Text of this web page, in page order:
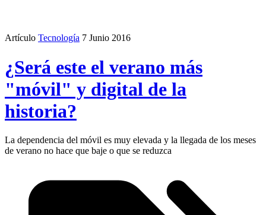
Artículo Tecnología 7 Junio 2016
¿Será este el verano más
"móvil" y digital de la
historia?
La dependencia del móvil es muy elevada y la llegada de los meses
de verano no hace que baje o que se reduzca